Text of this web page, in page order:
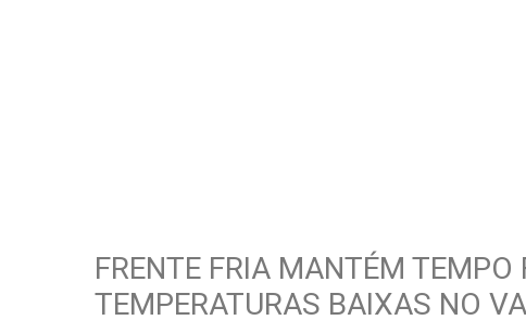
FRENTE FRIA MANTÉM TEMPO
TEMPERATURAS BAIXAS NO